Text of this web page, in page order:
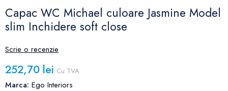
Capac WC Michael culoare Jasmine Model
slim Inchidere soft close
Scrie o recenzie
252,70 lei Cu TVA
Marca: Ego Interiors